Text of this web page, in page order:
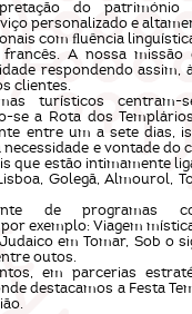
do património
personalizado e
com ﬂuência
francês. A nossa
respondendo assim,
clientes.
turísticos centram-
se a Rota dos
entre um a sete dias,
e vontade do
que estão intimamente
Golegã, Almourol,
de programas
exemplo: Viagem
em Tomar, Sob o
outos.
em parcerias
destacamos a Festa